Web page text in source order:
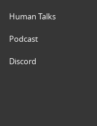
Human Talks
Podcast
Discord